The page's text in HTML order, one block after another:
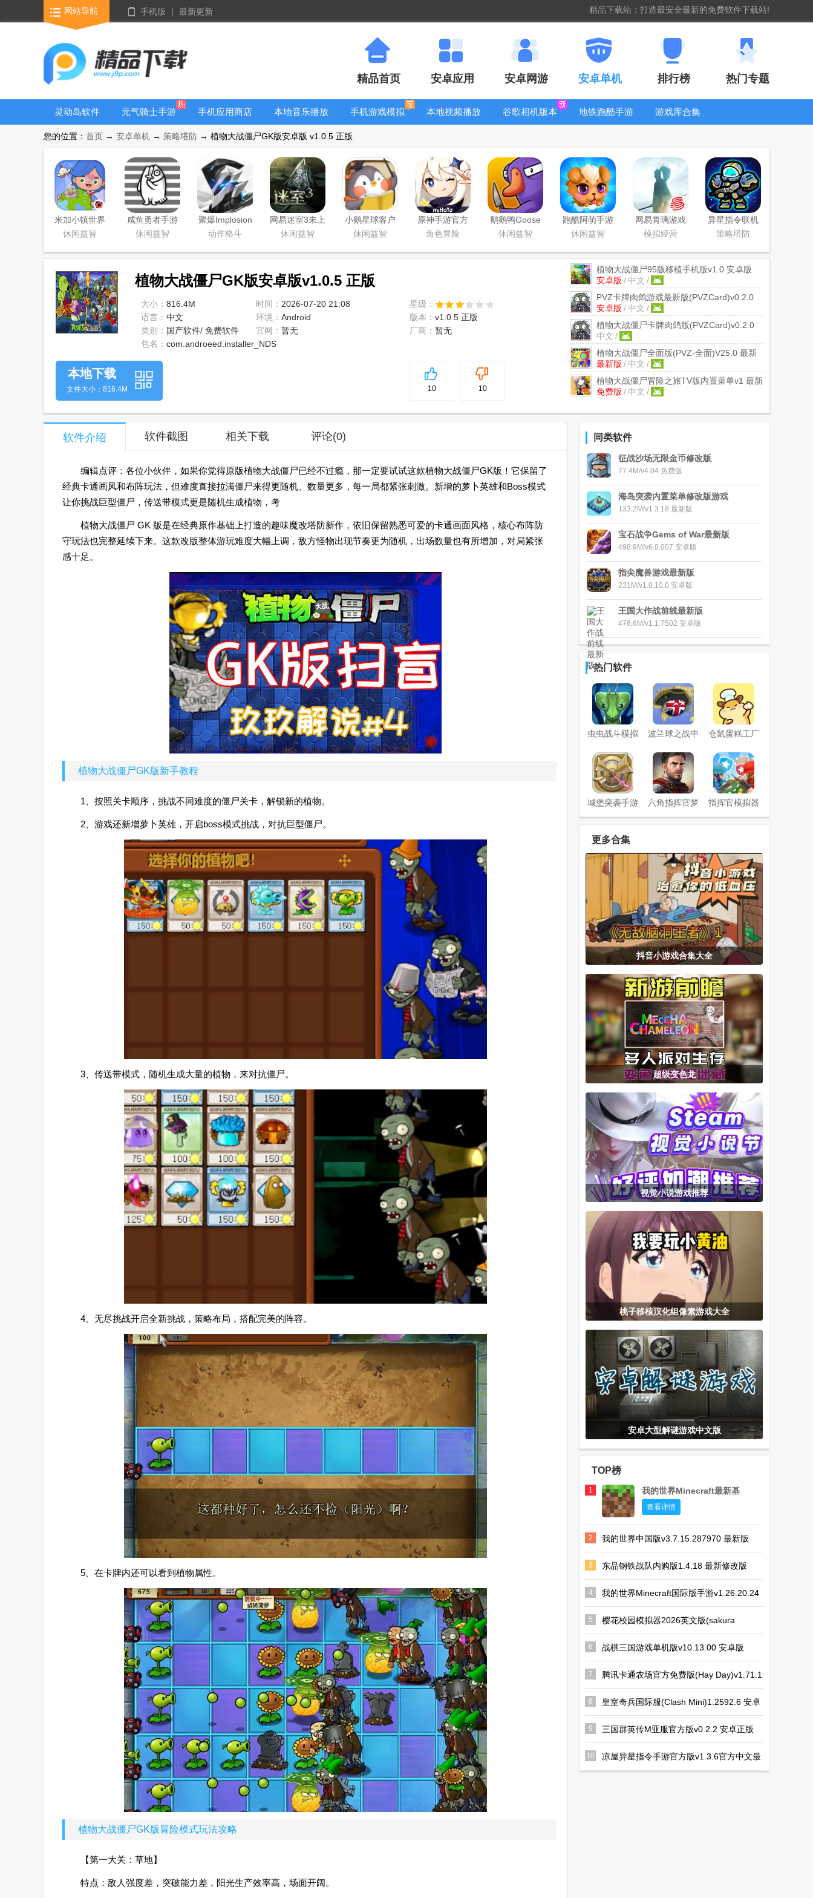
网站导航 手机版 | 最新更新 精品下载站：打造最安全最新的免费软件下载站!
精品首页 安卓应用 安卓网游 安卓单机 排行榜 热门专题
灵动岛软件
元气骑士手游
大全
手机应用商店
本地音乐播放
器
手机游戏模拟
本地视频播放
谷歌相机版本
地铁跑酷手游
游戏库合集
看器
您的位置： 首页 → 安卓单机 → 策略塔防 → 植物大战僵尸GK版安卓版 v1.0.5 正版
米加小镇世界
国际版(Miga
休闲益智
咸鱼勇者手游
休闲益智
聚爆Implosion
手游
动作格斗
网易迷室3未上
锁的房间3安卓
休闲益智
小鹅星球客户
端
休闲益智
原神手游官方
正版
角色冒险
鹅鹅鸭Goose
Goose Duck手
休闲益智
跑酷阿萌手游
休闲益智
网易青璃游戏
模拟经营
异星指令联机
版手机版
策略塔防
植物大战僵尸GK版安卓版v1.0.5 正版
大小： 816.4M 时间： 2026-07-20 21:08
星级：
语言： 中文 环境： Android 版本： v1.0.5 正版
类别： 国产软件/ 免费软件 官网： 暂无 厂商： 暂无
包名： com.androeed.installer_NDS
植物大战僵尸95版移植手机版v1.0 安卓版
安卓版 / 中文 /
PVZ卡牌肉鸽游戏最新版(PVZCard)v0.2.0
安卓版
安卓版 / 中文 /
植物大战僵尸卡牌肉鸽版(PVZCard)v0.2.0
手机版
中文 /
植物大战僵尸全面版(PVZ-全面)V25.0 最新
版本
最新版 / 中文 /
植物大战僵尸冒险之旅TV版内置菜单v1 最新
免费版
免费版 / 中文 /
5
10 10
本地下载
文件大小：816.4M
软件介绍 软件截图 相关下载 评论(0)
编辑点评：各位小伙伴，如果你觉得原版植物大战僵尸已经不过瘾，那一定要试试这款植物大战僵尸GK版！它保留了
经典卡通画风和布阵玩法，但难度直接拉满僵尸来得更随机、数量更多，每一局都紧张刺激。新增的萝卜英雄和Boss模式
让你挑战巨型僵尸，传送带模式更是随机生成植物，考
植物大战僵尸 GK 版是在经典原作基础上打造的趣味魔改塔防新作，依旧保留熟悉可爱的卡通画面风格，核心布阵防
守玩法也完整延续下来。这款改版整体游玩难度大幅上调，敌方怪物出现节奏更为随机，出场数量也有所增加，对局紧张
感十足。
植物大战僵尸GK版新手教程
1、按照关卡顺序，挑战不同难度的僵尸关卡，解锁新的植物。
2、游戏还新增萝卜英雄，开启boss模式挑战，对抗巨型僵尸。
3、传送带模式，随机生成大量的植物，来对抗僵尸。
4、无尽挑战开启全新挑战，策略布局，搭配完美的阵容。
5、在卡牌内还可以看到植物属性。
植物大战僵尸GK版冒险模式玩法攻略
【第一大关：草地】
特点：敌人强度差，突破能力差，阳光生产效率高，场面开阔。
同类软件
征战沙场无限金币修改版
77.4M/v4.04 免费版
海岛突袭内置菜单修改版游戏
133.2M/v1.3.18 最新版
宝石战争Gems of War最新版
498.9M/v6.0.007 安卓版
指尖魔兽游戏最新版
231M/v1.0.10.0 安卓版
王国大作战前线最新版
476.6M/v1.1.7502 安卓版
热门软件
虫虫战斗模拟
器2免费修改
版
波兰球之战中
文最新版
仓鼠蛋糕工厂
免广告版
城堡突袭手游
六角指挥官梦
幻英雄辅助菜
指挥官模拟器
免广告版
基辅罗斯
Rubylands岛
屿王国内购版
中文版
坚守阵地2手
游
宝可梦传说Z-
A金手指存档
版
吞食鱼手游官
方版(Feeding
Frenzy)
死神公主与异
书馆的怪物游
戏移植版
欢迎来到莉莉
卡的魔术秀手
机版
Lovecraft
Locker2完整
版
秘密盟会The
Secret
Society
椿树下的私厨
小馆内置菜单
版
箭头了箭2手
画画躲猫猫手
机版
更多合集
抖音小游戏合集大全
超级变色龙
视觉小说游戏推荐
桃子移植汉化组像素游戏大全
安卓大型解谜游戏中文版
TOP榜
1
我的世界Minecraft最新基
岩版
查看详情
2 我的世界中国版v3.7.15.287970 最新版
3 东品钢铁战队内购版1.4.18 最新修改版
4
我的世界Minecraft国际版手游v1.26.20.24
官方最新版
5
樱花校园模拟器2026英文版(sakura
schoolsimulator)v1.048.08 手机版
6 战棋三国游戏单机版v10.13.00 安卓版
7
腾讯卡通农场官方免费版(Hay Day)v1.71.1
安卓最新版
8
皇室奇兵国际服(Clash Mini)1.2592.6 安卓
最新版
9 三国群英传M亚服官方版v0.2.2 安卓正版
10
凉屋异星指令手游官方版v1.3.6官方中文最
新版